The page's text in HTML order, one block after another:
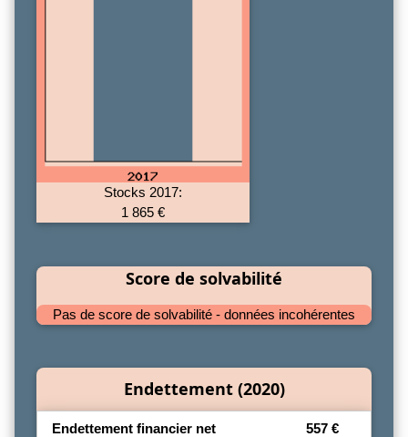
Stocks 2017:
1 865 €
Score de solvabilité
Pas de score de solvabilité - données incohérentes
Endettement (2020)
Endettement financier net 557 €